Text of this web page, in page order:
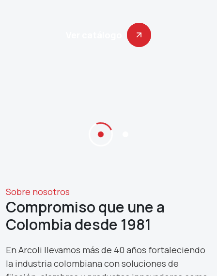
Sobre nosotros
Compromiso que une a
Colombia desde 1981
En Arcoli llevamos más de 40 años fortaleciendo
la industria colombiana con soluciones de